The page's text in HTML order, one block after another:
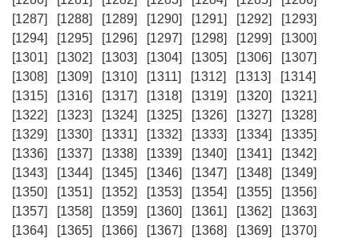
[1287]
[1288] [1289] [1290] [1291] [1292]
[1293]
[1294]
[1295] [1296] [1297] [1298] [1299]
[1300]
[1301]
[1302] [1303] [1304] [1305] [1306]
[1307]
[1308]
[1309] [1310] [1311] [1312] [1313]
[1314]
[1315]
[1316] [1317] [1318] [1319] [1320]
[1321]
[1322]
[1323] [1324] [1325] [1326] [1327]
[1328]
[1329]
[1330] [1331] [1332] [1333] [1334]
[1335]
[1336]
[1337] [1338] [1339] [1340] [1341]
[1342]
[1343]
[1344] [1345] [1346] [1347] [1348]
[1349]
[1350]
[1351] [1352] [1353] [1354] [1355]
[1356]
[1357]
[1358] [1359] [1360] [1361] [1362]
[1363]
[1364]
[1365] [1366] [1367] [1368] [1369]
[1370]